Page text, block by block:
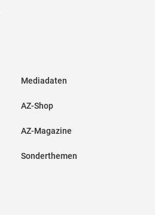
Mediadaten
AZ-Shop
AZ-Magazine
Sonderthemen